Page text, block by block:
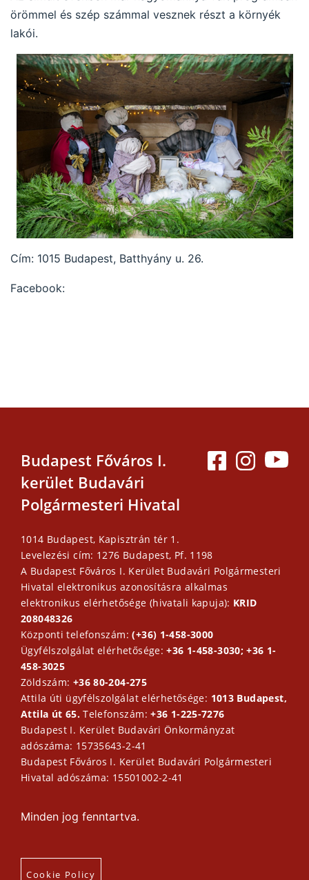
örömmel és szép számmal vesznek részt a környék
lakói.
Cím: 1015 Budapest, Batthyány u. 26.
Facebook:
Budapest Főváros I.
kerület Budavári
Polgármesteri Hivatal
1014 Budapest, Kapisztrán tér 1.
Levelezési cím: 1276 Budapest, Pf. 1198
A Budapest Főváros I. Kerület Budavári Polgármesteri
Hivatal elektronikus azonosításra alkalmas
elektronikus elérhetősége (hivatali kapuja): KRID
208048326
Központi telefonszám:(+36) 1-458-3000
Ügyfélszolgálat elérhetősége:+36 1-458-3030; +36 1-
458-3025
Zöldszám: +36 80-204-275
Attila úti ügyfélszolgálat elérhetősége: 1013 Budapest,
Attila út 65.Telefonszám:+36 1-225-7276
Budapest I. Kerület Budavári Önkormányzat
adószáma: 15735643-2-41
Budapest Főváros I. Kerület Budavári Polgármesteri
Hivatal adószáma: 15501002-2-41
Minden jog fenntartva.
Cookie Policy